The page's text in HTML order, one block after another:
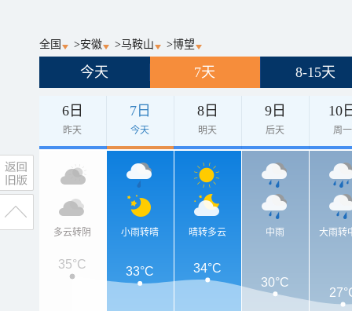
全国 >安徽 >马鞍山 >博望
今天 7天 8-15天
6日
昨天
7日
今天
8日
明天
9日
后天
10
周一
多云转阴 小雨转晴 晴转多云 中雨 大雨转
35°C
33°C
34°C
30°C